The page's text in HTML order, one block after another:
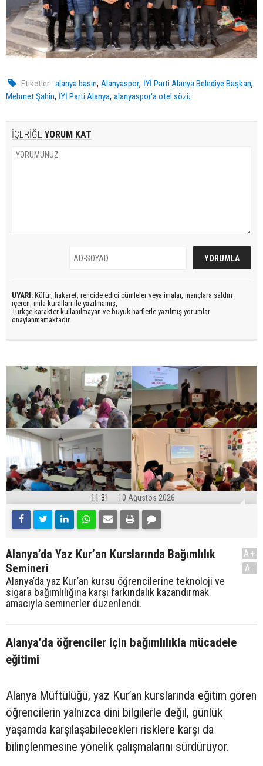
Etiketler : alanya basın,Alanyaspor, İYİ Parti Alanya Belediye Başkan,
Mehmet Şahin, İYİ Parti Alanya, alanyaspor'a otel sözü
İÇERİĞE YORUM KAT
UYARI: Küfür, hakaret, rencide edici cümleler veya imalar, inançlara saldırı
içeren, imla kuralları ile yazılmamış,
Türkçe karakter kullanılmayan ve büyük harflerle yazılmış yorumlar
onaylanmamaktadır.
11:31 10 Ağustos 2026
Alanya’da Yaz Kur’an Kurslarında Bağımlılık
Semineri
Alanya’da yaz Kur’an kursu öğrencilerine teknoloji ve
sigara bağımlılığına karşı farkındalık kazandırmak
amacıyla seminerler düzenlendi.
A+
A-
Alanya’da öğrenciler için bağımlılıkla mücadele
eğitimi
Alanya Müftülüğü, yaz Kur’an kurslarında eğitim gören
öğrencilerin yalnızca dini bilgilerle değil, günlük
yaşamda karşılaşabilecekleri risklere karşı da
bilinçlenmesine yönelik çalışmalarını sürdürüyor.